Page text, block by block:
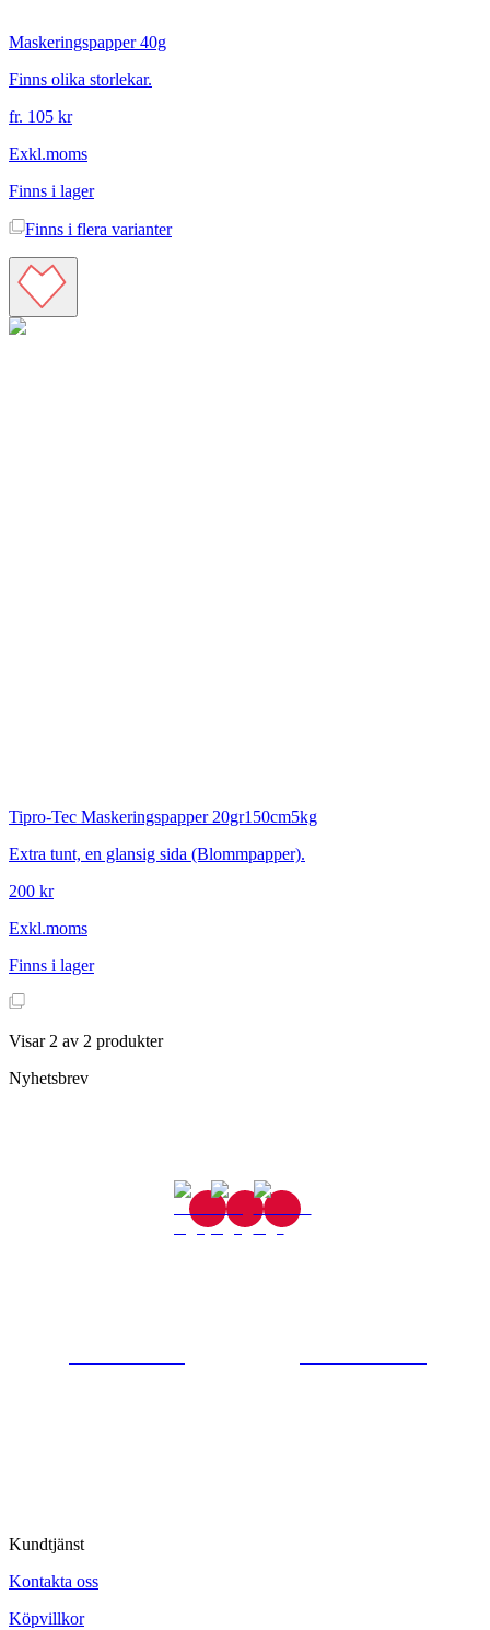
Maskeringspapper 40g
Finns olika storlekar.
fr. 105 kr
Exkl.moms
Finns i lager
Finns i flera varianter
Tipro-Tec Maskeringspapper 20gr150cm5kg
Extra tunt, en glansig sida (Blommpapper).
200 kr
Exkl.moms
Finns i lager
Visar2 av 2 produkter
Nyhetsbrev
Kundtjänst
Kontakta oss
Köpvillkor